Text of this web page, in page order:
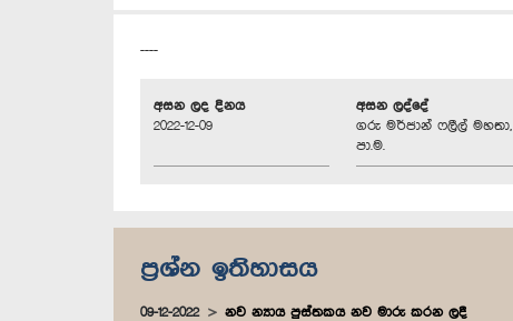
----
අසන ලද දිනය
2022-12-09
අසන ලද්දේ
ගරු මර්ජාන් ෆලීල් මහතා,
පා.ම.
ප්‍රශ්න ඉතිහාසය
09-12-2022 නව න්‍යාය පුස්තකය නව මාරු කරන ලදී